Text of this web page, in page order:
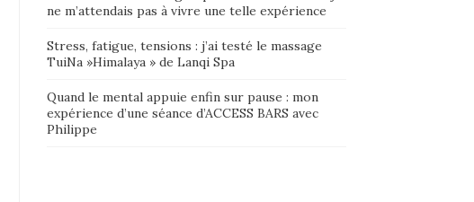
ne m’attendais pas à vivre une telle expérience
Stress, fatigue, tensions : j’ai testé le massage
TuiNa »Himalaya » de Lanqi Spa
Quand le mental appuie enfin sur pause : mon
expérience d’une séance d’ACCESS BARS avec
Philippe